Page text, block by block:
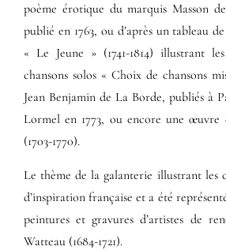
poème érotique du marquis Masson de
publié en 1763, ou d’après un tableau
« Le Jeune » (1741-1814) illustrant
chansons solos « Choix de chansons
Jean Benjamin de La Borde, publiés à
Lormel en 1773, ou encore une œuvre
(1703-1770).
Le thème de la galanterie illustrant les
d’inspiration française et a été
peintures et gravures d’artistes de
Watteau (1684-1721).